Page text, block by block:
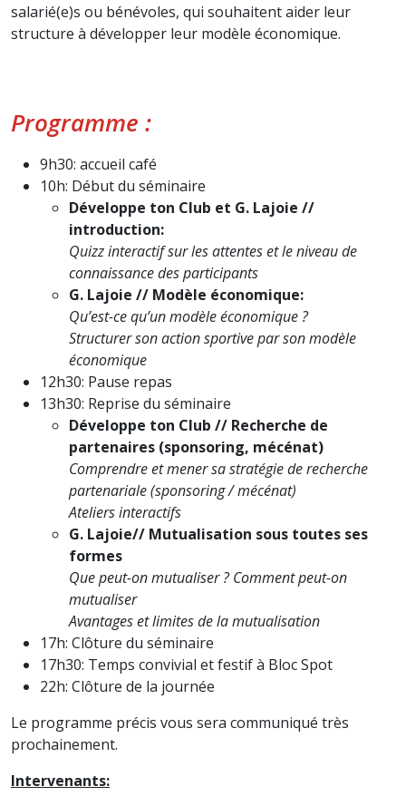
salarié(e)s ou bénévoles, qui souhaitent aider leur
structure à développer leur modèle économique.
Programme :
9h30: accueil café
10h: Début du séminaire
Développe ton Club et G. Lajoie //
introduction:
Quizz interactif sur les attentes et le niveau de
connaissance des participants
G. Lajoie // Modèle économique:
Qu’est-ce qu’un modèle économique ?
Structurer son action sportive par son modèle
économique
12h30: Pause repas
13h30: Reprise du séminaire
Développe ton Club // Recherche de
partenaires (sponsoring, mécénat)
Comprendre et mener sa stratégie de recherche
partenariale (sponsoring / mécénat)
Ateliers interactifs
G. Lajoie// Mutualisation sous toutes ses
formes
Que peut-on mutualiser ? Comment peut-on
mutualiser
Avantages et limites de la mutualisation
17h: Clôture du séminaire
17h30: Temps convivial et festif à Bloc Spot
22h: Clôture de la journée
Le programme précis vous sera communiqué très
prochainement.
Intervenants: